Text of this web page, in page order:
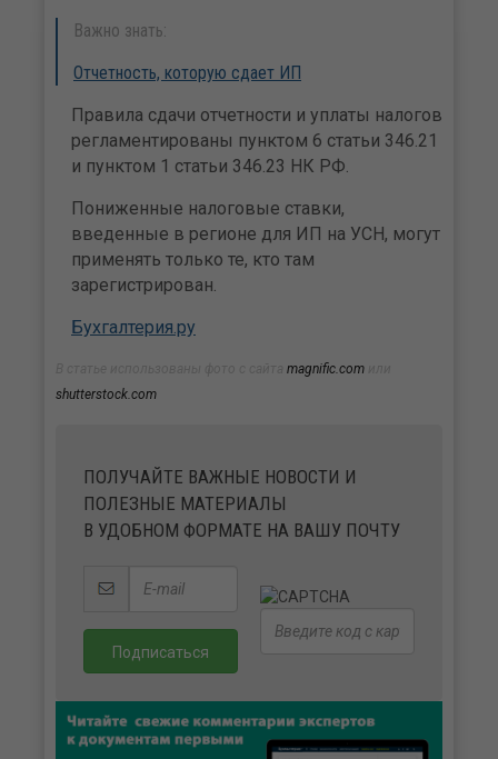
Важно знать:
Отчетность, которую сдает ИП
Правила сдачи отчетности и уплаты налогов
регламентированы пунктом 6 статьи 346.21
и пунктом 1 статьи 346.23 НК РФ.
Пониженные налоговые ставки,
введенные в регионе для ИП на УСН, могут
применять только те, кто там
зарегистрирован.
Бухгалтерия.ру
magnific.com
shutterstock.com
ПОЛУЧАЙТЕ ВАЖНЫЕ НОВОСТИ И
ПОЛЕЗНЫЕ МАТЕРИАЛЫ
В УДОБНОМ ФОРМАТЕ НА ВАШУ ПОЧТУ